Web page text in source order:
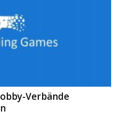
Verbände